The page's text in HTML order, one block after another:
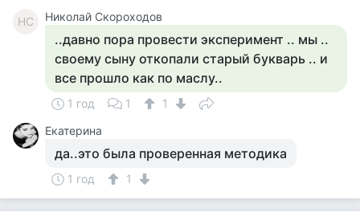
НС Николай Скороходов
..давно пора провести эксперимент .. мы ..
своему сыну откопали старый букварь .. и
все прошло как по маслу..
1 год 1
1
Екатерина
да..это была проверенная методика
1 год 1